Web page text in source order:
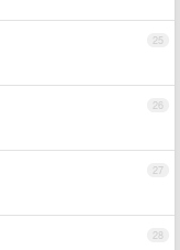
25
26
27
28